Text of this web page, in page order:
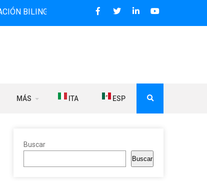
QUE DESDE 2006 DIFUNDE NOTICIAS SOBRE LA
MÁS ITA ESP
Buscar
Buscar